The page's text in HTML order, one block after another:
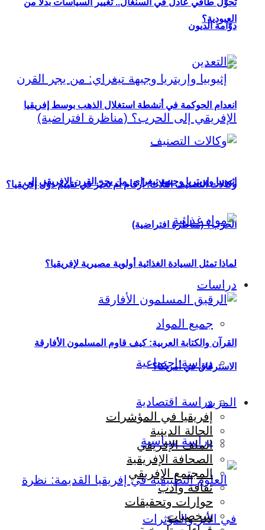
العبودية؟
إثيوبيا وإريتريا وجبهة تيغراي: من يجر القرن الإفريقي إلى
الحرب؟ (مناظرة افتراضية)
دراسات
جميع المواد
دراسة اجتماعية
دراسة اقتصادية
دراسة سياسية
تحوُّل طاقي عادل في السنغال.. تغيير السياسات بدلاً من
دوّامة الديون
انعدام الحوكمة في أنشطة استغلال الذهب بوسط إفريقيا
وكالات التصنيف الثلاث: أرقام أم تحيّز في تقييم دول إفريقيا؟
لماذا تمثل السيادة الغذائية أولوية مصيرية لإفريقيا؟
القرآن والكتابة العربية: كيف قاوم المسلمون الأفارقة
الاسترقاق في أمريكا؟
المزيد
إفريقيا في المؤشرات
الحالة الدينية
الملف الإفريقي
الصحافة الإفريقية
المجتمع الإفريقي
ثقافة وأدب
حوارات وتحقيقات
شخصيات